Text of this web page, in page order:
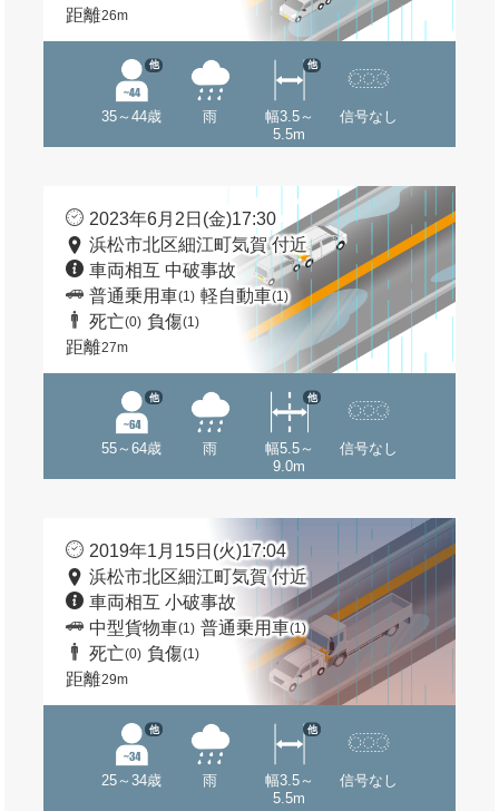
距離26m
35～44歳
他
雨
幅3.5～
5.5m
他
信号なし
2023年6月2日(金)17:30
浜松市北区細江町気賀 付近
車両相互 中破事故
普通乗用車(1) 軽自動車(1)
死亡(0) 負傷(1)
距離27m
55～64歳
他
雨
幅5.5～
9.0m
他
信号なし
2019年1月15日(火)17:04
浜松市北区細江町気賀 付近
車両相互 小破事故
中型貨物車(1) 普通乗用車(1)
死亡(0) 負傷(1)
距離29m
25～34歳
他
雨
幅3.5～
5.5m
他
信号なし